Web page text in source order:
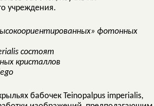
учреждения.
состоят
кристаллов
бабочек Teinopalpus imperialis,